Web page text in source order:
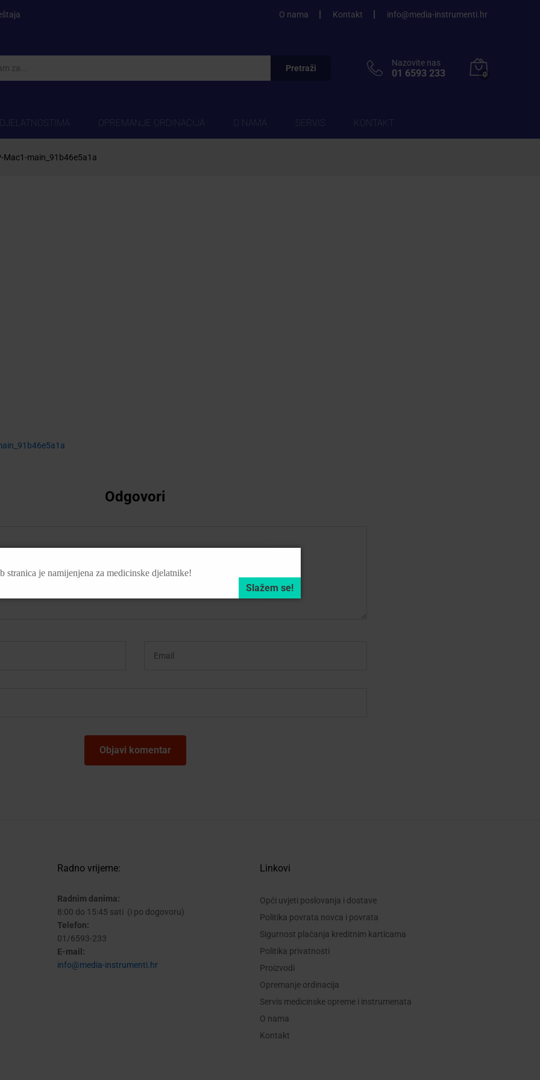
O nama Kontakt info@media-instrumenti.hr
Pretraži
Nazovite nas
01 6593 233 0
OPREMANJE ORDINACIJA O NAMA SERVIS KONTAKT
Mac1-main_91b46e5a1a
Odgovori
Radno vrijeme:
Radnim danima:
8:00 do 15:45 sati (i po dogovoru)
Telefon:
01/6593-233
E-mail:
info@media-instrumenti.hr
Linkovi
Opći uvjeti poslovanja i dostave
Politika povrata novca i povrata
Sigurnost plaćanja kreditnim karticama
Politika privatnosti
Proizvodi
Opremanje ordinacija
Servis medicinske opreme i instrumenata
O nama
Kontakt
stranica je namijenjena za medicinske djelatnike!